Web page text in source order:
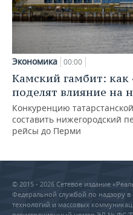
Экономика 00:00
Камский гамбит: как
поделят влияние на
Конкуренцию
составить нижегородский
рейсы до Перми
© 2015 - 2026 Сетевое издание
Федеральной службой по надзору
технологий и массовых